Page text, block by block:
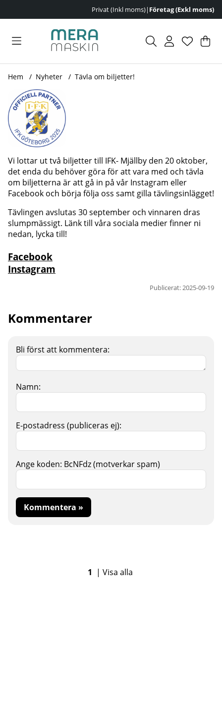
Privat (Inkl moms)| Företag (Exkl moms)
.
Hem Nyheter Tävla om biljetter!
Vi lottar ut två biljetter till IFK- Mjällby den 20 oktober,
det enda du behöver göra för att vara med och tävla
om biljetterna är att gå in på vår Instagram eller
Facebook och börja följa oss samt gilla tävlingsinlägget!
Tävlingen avslutas 30 september och vinnaren dras
slumpmässigt. Länk till våra sociala medier finner ni
nedan, lycka till!
Facebook
Instagram
Publicerat: 2025-09-19
Kommentarer
Bli först att kommentera:
Namn:
E-postadress (publiceras ej):
Ange koden: BcNFdz(motverkar spam)
Kommentera »
1 | Visa alla